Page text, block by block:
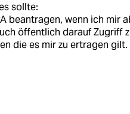
sollte:
beantragen, wenn ich mir
öffentlich darauf Zugriff
die es mir zu ertragen gilt.